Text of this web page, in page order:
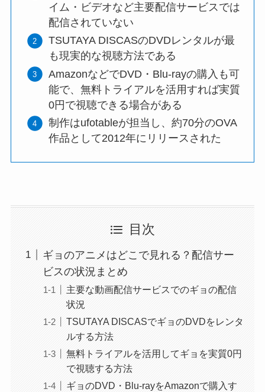
イム・ビデオなど主要配信サービスでは
配信されていない
TSUTAYA DISCASのDVDレンタルが最
も現実的な視聴方法である
AmazonなどでDVD・Blu-rayの購入も可
能で、無料トライアルを活用すれば実質
0円で視聴できる場合がある
制作はufotableが担当し、約70分のOVA
作品として2012年にリリースされた
目次
ギョのアニメはどこで見れる？配信サー
ビスの状況まとめ
主要な動画配信サービスでのギョの配信
状況
TSUTAYA DISCASでギョのDVDをレンタ
ルする方法
無料トライアルを活用してギョを実質0円
で視聴する方法
ギョのDVD・Blu-rayをAmazonで購入す